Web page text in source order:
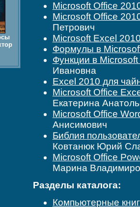
Microsoft Office
Microsoft Office
Петрович
Microsoft Excel
Формулы в
Функции в
Ивановна
Excel 2010 для
Microsoft Office
Екатерина
Microsoft Office
Анисимович
Библия
Ковтанюк Юрий
Microsoft Office
Марина
Разделы каталога:
Компьютерные